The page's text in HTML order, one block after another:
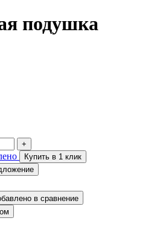
подушка
+
Купить в 1 клик
в сравнение